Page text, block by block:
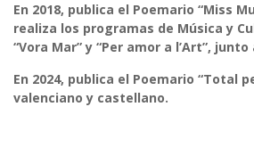
En 2018, publica el Poemario “Miss
realiza los programas de Música y
“Vora Mar” y “Per amor a l’Art”, junto
En 2024, publica el Poemario “Total
valenciano y castellano.